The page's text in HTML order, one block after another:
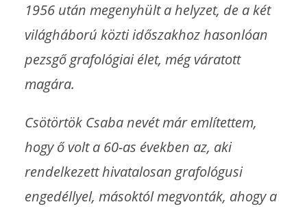
1956 után megenyhült a helyzet, de a két
világháború közti időszakhoz hasonlóan
pezsgő grafológiai élet, még váratott
magára.
Csötörtök Csaba nevét már említettem,
hogy ő volt a 60-as években az, aki
rendelkezett hivatalosan grafológusi
engedéllyel, másoktól megvonták, ahogy a